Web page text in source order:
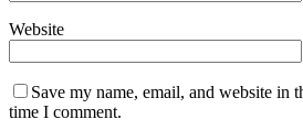
Website
Save my name, email, and website in
time I comment.